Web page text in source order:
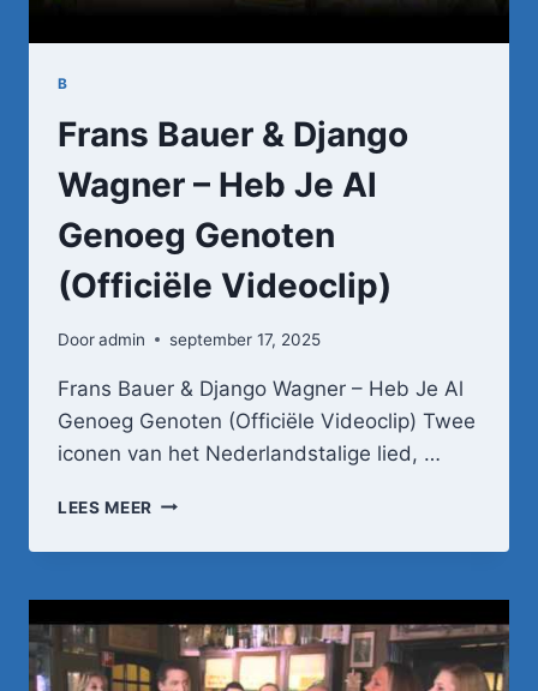
B
Frans Bauer & Django
Wagner – Heb Je Al
Genoeg Genoten
(Officiële Videoclip)
Dooradmin september 17, 2025
Frans Bauer & Django Wagner – Heb Je Al
Genoeg Genoten (Officiële Videoclip) Twee
iconen van het Nederlandstalige lied, …
LEES MEER FRANS
&
WAGNER
–
HEB
JE